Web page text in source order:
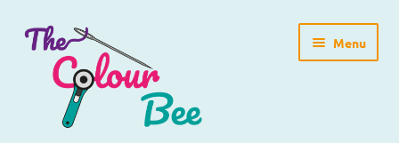
Ga
door
navigatie
Ga
direct
inhoud
Menu